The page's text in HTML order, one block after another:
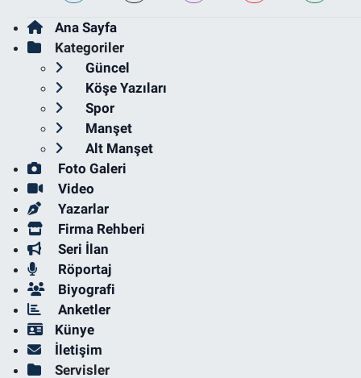
Ana Sayfa
Kategoriler
Güncel
Köşe Yazıları
Spor
Manşet
Alt Manşet
Foto Galeri
Video
Yazarlar
Firma Rehberi
Seri İlan
Röportaj
Biyografi
Anketler
Künye
İletişim
Servisler